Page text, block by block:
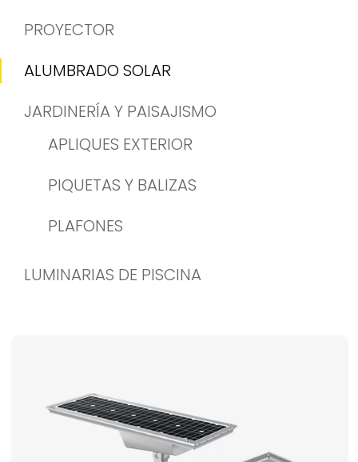
PROYECTOR
ALUMBRADO SOLAR
JARDINERÍA Y PAISAJISMO
APLIQUES EXTERIOR
PIQUETAS Y BALIZAS
PLAFONES
LUMINARIAS DE PISCINA